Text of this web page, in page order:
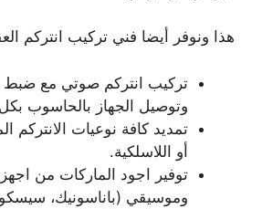
هذا ونوفر أيضا فني تركيب انتركم
تركيب انتركم صوتي مع ضبط
وتوصيل الجهاز بالحاسوب
تمديد كافة نوعيات الانتركم
أو اللاسلكية.
توفير اجود الماركات من
وموسيقي (باناسونيك،